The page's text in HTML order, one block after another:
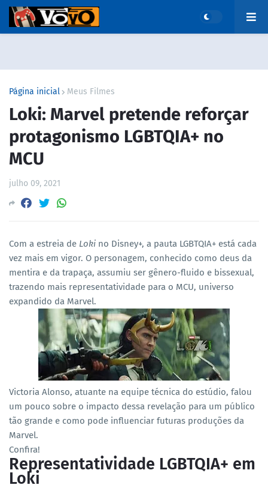
Página inicial Meus Filmes
Loki: Marvel pretende reforçar
protagonismo LGBTQIA+ no
MCU
julho 09, 2021
Com a estreia de Loki no Disney+, a pauta LGBTQIA+ está cada
vez mais em vigor. O personagem, conhecido como deus da
mentira e da trapaça, assumiu ser gênero-fluido e bissexual,
trazendo mais representatividade para o MCU, universo
expandido da Marvel.
Victoria Alonso, atuante na equipe técnica do estúdio, falou
um pouco sobre o impacto dessa revelação para um público
tão grande e como pode influenciar futuras produções da
Marvel.
Confira!
Representatividade LGBTQIA+ em
Loki